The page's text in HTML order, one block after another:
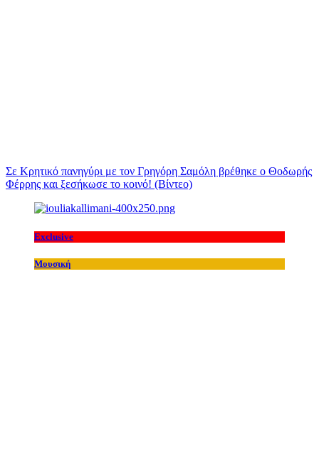
Σε Κρητικό πανηγύρι με τον Γρηγόρη Σαμόλη βρέθηκε ο Θοδωρής
Φέρρης και ξεσήκωσε το κοινό! (Βίντεο)
Exclusive
Μουσική